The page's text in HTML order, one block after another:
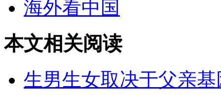
海外看中国
本文相关阅读
生男生女取决于父亲基